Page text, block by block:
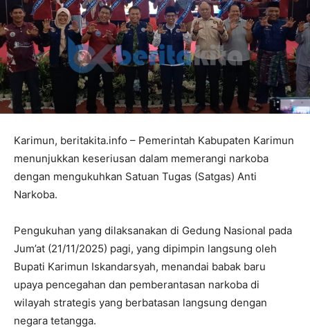
Karimun, beritakita.info – Pemerintah Kabupaten Karimun
menunjukkan keseriusan dalam memerangi narkoba
dengan mengukuhkan Satuan Tugas (Satgas) Anti
Narkoba.
Pengukuhan yang dilaksanakan di Gedung Nasional pada
Jum’at (21/11/2025) pagi, yang dipimpin langsung oleh
Bupati Karimun Iskandarsyah, menandai babak baru
upaya pencegahan dan pemberantasan narkoba di
wilayah strategis yang berbatasan langsung dengan
negara tetangga.